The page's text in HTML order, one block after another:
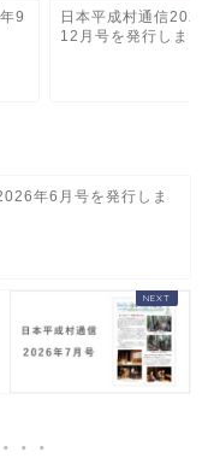
9
日本平成村通信
12月号を発行しまし
年6月号を発行しま